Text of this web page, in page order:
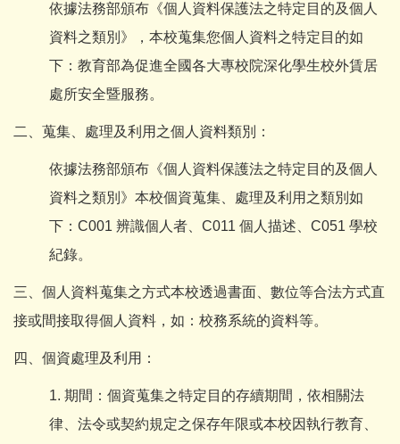
依據法務部頒布《個人資料保護法之特定目的及個人
資料之類別》，本校蒐集您個人資料之特定目的如
下：教育部為促進全國各大專校院深化學生校外賃居
處所安全暨服務。
二、蒐集、處理及利用之個人資料類別：
依據法務部頒布《個人資料保護法之特定目的及個人
資料之類別》本校個資蒐集、處理及利用之類別如
下：C001 辨識個人者、C011 個人描述、C051 學校
紀錄。
三、個人資料蒐集之方式本校透過書面、數位等合法方式直
接或間接取得個人資料，如：校務系統的資料等。
四、個資處理及利用：
1. 期間：個資蒐集之特定目的存續期間，依相關法
律、法令或契約規定之保存年限或本校因執行教育、